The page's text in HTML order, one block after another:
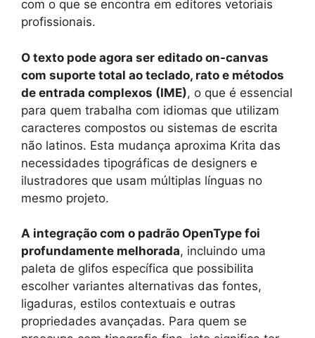
com o que se encontra em editores vetoriais
profissionais.
O texto pode agora ser editado on-canvas
com suporte total ao teclado, rato e métodos
de entrada complexos (IME), o que é essencial
para quem trabalha com idiomas que utilizam
caracteres compostos ou sistemas de escrita
não latinos. Esta mudança aproxima Krita das
necessidades tipográficas de designers e
ilustradores que usam múltiplas línguas no
mesmo projeto.
A integração com o padrão OpenType foi
profundamente melhorada, incluindo uma
paleta de glifos específica que possibilita
escolher variantes alternativas das fontes,
ligaduras, estilos contextuais e outras
propriedades avançadas. Para quem se